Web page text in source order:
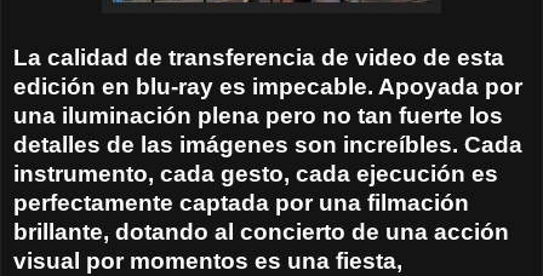
La calidad de transferencia de video de esta
edición en blu-ray es impecable. Apoyada por
una iluminación plena pero no tan fuerte los
detalles de las imágenes son increíbles. Cada
instrumento, cada gesto, cada ejecución es
perfectamente captada por una filmación
brillante, dotando al concierto de una acción
visual por momentos es una fiesta,